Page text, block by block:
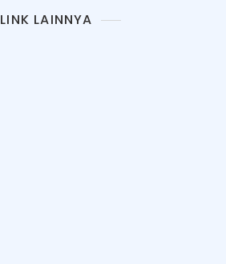
LINK LAINNYA